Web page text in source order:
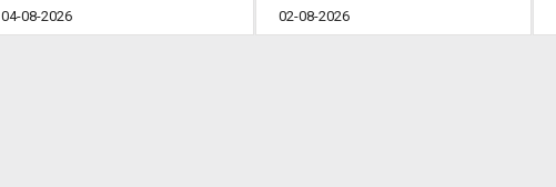
04-08-2026 02-08-2026